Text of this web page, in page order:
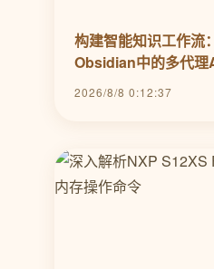
构建智能知识工作流
Obsidian中的多代理
2026/8/8 0:12:37